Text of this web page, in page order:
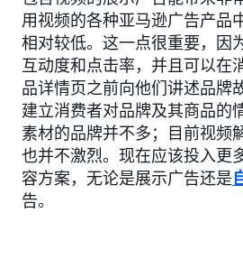
用视频的各种亚马逊广告产品
相对较低。这一点很重要，因
互动度和点击率，并且可以在
品详情页之前向他们讲述品牌
建立消费者对品牌及其商品的
素材的品牌并不多；目前视频
也并不激烈。现在应该投入更
容方案，无论是展示广告还是
告。